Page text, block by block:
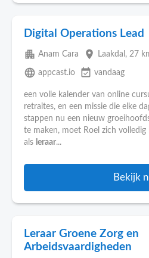
Digital Operations Lead
apartment Anam Cara place Laakdal , 27
language appcast.io event_available vandaag
een volle kalender van online
retraites, en een missie die elke
stappen nu een nieuw
te maken, moet Roel zich
als leraar...
Bekijk
Leraar Groene Zorg en
Arbeidsvaardigheden